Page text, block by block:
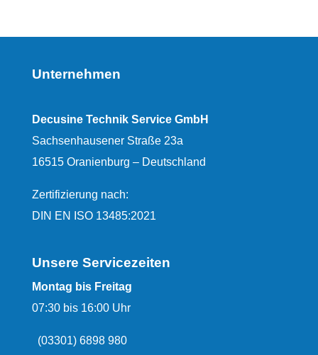
Unternehmen
Decusine Technik Service GmbH
Sachsenhausener Straße 23a
16515 Oranienburg – Deutschland
Zertifizierung nach:
DIN EN ISO 13485:2021
Unsere Servicezeiten
Montag bis Freitag
07:30 bis 16:00 Uhr
(03301) 6898 980